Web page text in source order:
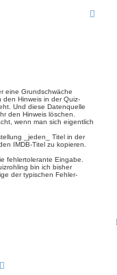
eine Grundschwäche
Hinweis in der Quiz-
Und diese Datenquelle
den Hinweis löschen.
wenn man sich eigentlich
_jeden_ Titel in der
IMDB-Titel zu kopieren.
fehlertolerante Eingabe.
bin ich bisher
der typischen Fehler-